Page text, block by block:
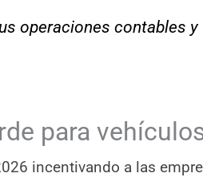
operaciones contables
para
incentivando a las